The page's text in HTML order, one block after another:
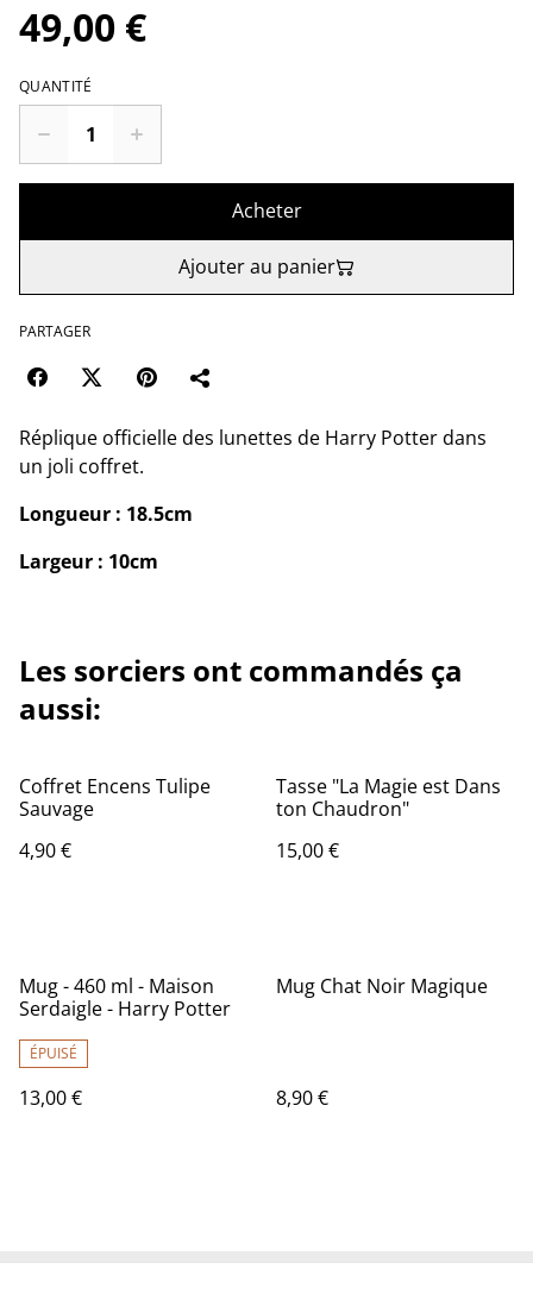
49,00 €
QUANTITÉ
Acheter
Ajouter au panier
PARTAGER
Réplique officielle des lunettes de Harry Potter dans
un joli coffret.
Longueur : 18.5cm
Largeur : 10cm
Les sorciers ont commandés ça
aussi:
Coffret Encens Tulipe
Sauvage
4,90 €
Tasse "La Magie est Dans
ton Chaudron"
15,00 €
Mug - 460 ml - Maison
Serdaigle - Harry Potter
ÉPUISÉ
13,00 €
Mug Chat Noir Magique
8,90 €